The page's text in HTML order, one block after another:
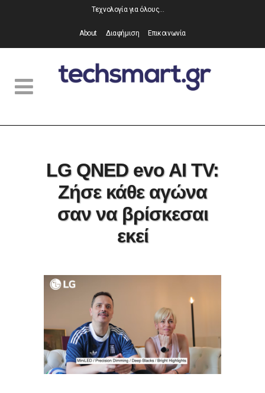
Τεχνολογία για όλους…
About Διαφήμιση Επικοινωνία
LG QNED evo AI TV:
Ζήσε κάθε αγώνα
σαν να βρίσκεσαι
εκεί